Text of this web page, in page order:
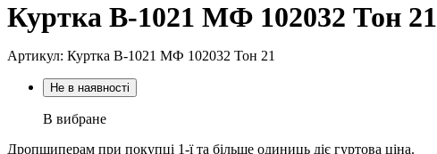
Куртка В-1021 МФ 102032 Тон 21
Артикул: Куртка В-1021 МФ 102032 Тон 21
Не в наявності
В вибране
Дропшиперам при покупці 1-ї та більше одиниць діє гуртова ціна.